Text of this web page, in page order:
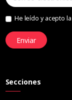
He leído y acepto la
Enviar
Secciones